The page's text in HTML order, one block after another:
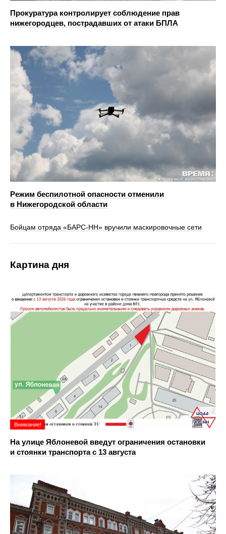
Прокуратура контролирует соблюдение прав
нижегородцев, пострадавших от атаки БПЛА
Режим беспилотной опасности отменили
в Нижегородской области
Бойцам отряда «БАРС-НН» вручили маскировочные сети
Картина дня
Внимание!
На улице Яблоневой введут ограничения остановки
и стоянки транспорта с 13 августа